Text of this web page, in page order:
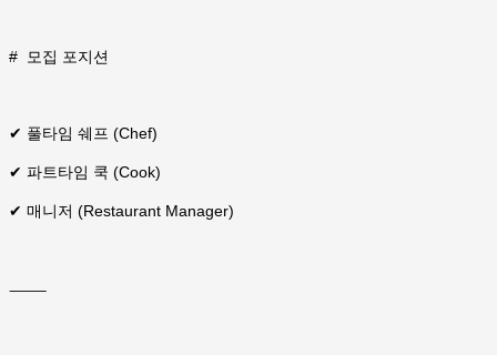
# 모집 포지션
✔ 풀타임 쉐프 (Chef)
✔ 파트타임 쿡 (Cook)
✔ 매니저 (Restaurant Manager)
⸻